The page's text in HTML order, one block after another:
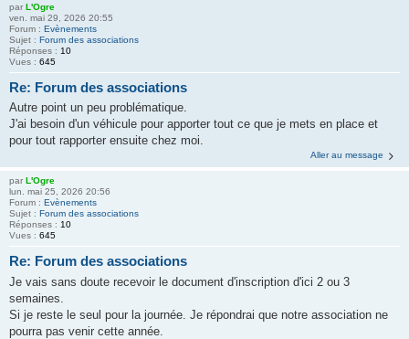
par L'Ogre
ven. mai 29, 2026 20:55
Forum : Evènements
Sujet : Forum des associations
Réponses : 10
Vues : 645
Re: Forum des associations
Autre point un peu problématique.
J'ai besoin d'un véhicule pour apporter tout ce que je mets en place et
pour tout rapporter ensuite chez moi.
Aller au message
par L'Ogre
lun. mai 25, 2026 20:56
Forum : Evènements
Sujet : Forum des associations
Réponses : 10
Vues : 645
Re: Forum des associations
Je vais sans doute recevoir le document d'inscription d'ici 2 ou 3
semaines.
Si je reste le seul pour la journée. Je répondrai que notre association ne
pourra pas venir cette année.